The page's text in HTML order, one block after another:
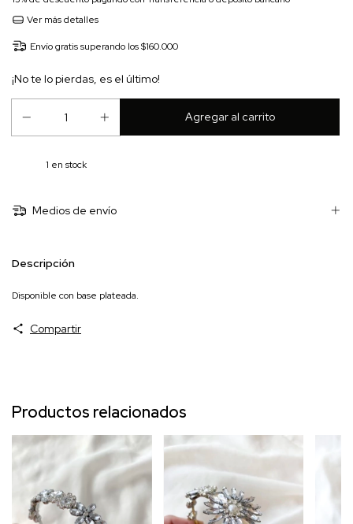
Ver más detalles
Envío gratis superando los$160.000
¡No te lo pierdas, es el último!
1 en stock
Medios de envío
Descripción
Disponible con base plateada.
Compartir
Productos relacionados